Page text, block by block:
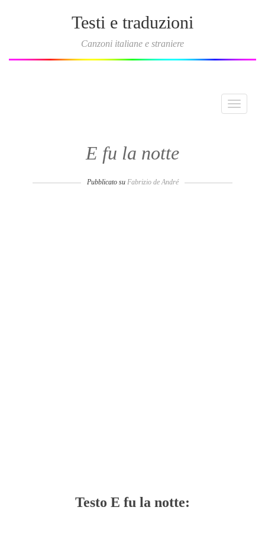
Testi e traduzioni
Canzoni italiane e straniere
Toggle
E fu la notte
Pubblicato su Fabrizio de André
Testo E fu la notte: